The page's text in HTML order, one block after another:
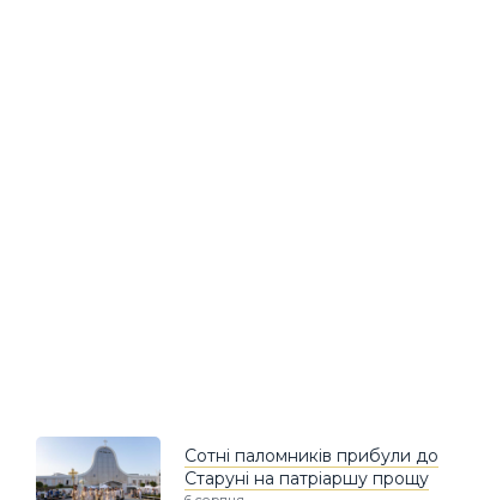
Сотні паломників прибули до
Старуні на патріаршу прощу